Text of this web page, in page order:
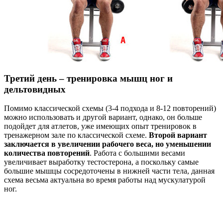
Третий день – тренировка мышц ног и
дельтовидных
Помимо классической схемы (3-4 подхода и 8-12 повторений)
можно использовать и другой вариант, однако, он больше
подойдет для атлетов, уже имеющих опыт тренировок в
тренажерном зале по классической схеме. Второй вариант
заключается в увеличении рабочего веса, но уменьшении
количества повторений. Работа с большими весами
увеличивает выработку тестостерона, а поскольку самые
большие мышцы сосредоточены в нижней части тела, данная
схема весьма актуальна во время работы над мускулатурой
ног.